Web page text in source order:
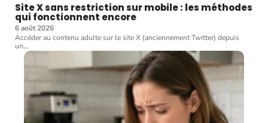
Site X sans restriction sur mobile : les méthodes
qui fonctionnent encore
6 août 2026
Accéder au contenu adulte sur le site X (anciennement Twitter) depuis
un…